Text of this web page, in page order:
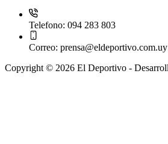
Telefono: 094 283 803
Correo: prensa@eldeportivo.com.uy
Copyright © 2026 El Deportivo -